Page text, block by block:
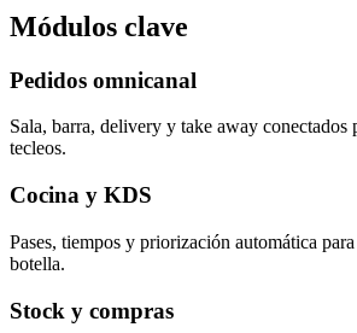
Módulos clave
Pedidos omnicanal
Sala, barra, delivery y take away conectados
tecleos.
Cocina y KDS
Pases, tiempos y priorización automática
botella.
Stock y compras